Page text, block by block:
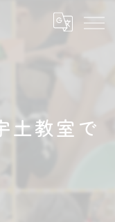
土教室で